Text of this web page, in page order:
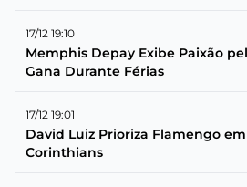
17/12 19:10
Memphis Depay Exibe Paixão
Gana Durante Férias
17/12 19:01
David Luiz Prioriza Flamengo
Corinthians